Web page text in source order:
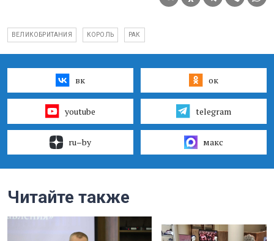
ВЕЛИКОБРИТАНИЯ КОРОЛЬ РАК
вк ок
youtube telegram
ru–by макс
Читайте также